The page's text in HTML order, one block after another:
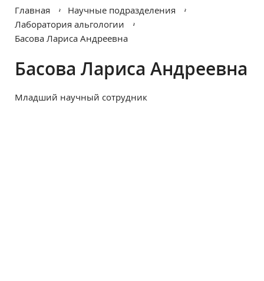
Главная
Научные подразделения
Лаборатория альгологии
Басова Лариса Андреевна
Басова Лариса Андреевна
Младший научный сотрудник